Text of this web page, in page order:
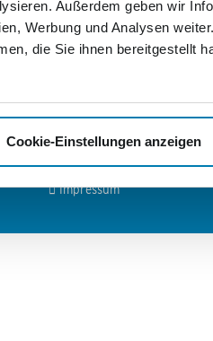
Außerdem geben wir
Werbung und Analysen
die Sie ihnen bereitgestellt
Cookie-Einstellungen anzeigen
Passgenaue Frankierung
Persönlicher
Ihr Widerrufsrecht
Datenschutzerklärung
Impressum